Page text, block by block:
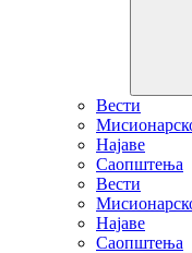
Вести
Најаве
Саопштења
Вести
Најаве
Саопштења